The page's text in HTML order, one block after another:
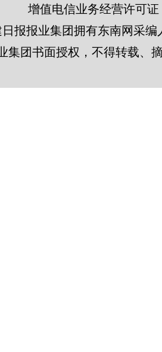
增值电信业务经营许可证
报报业集团拥有东南网采
集团书面授权，不得转载、